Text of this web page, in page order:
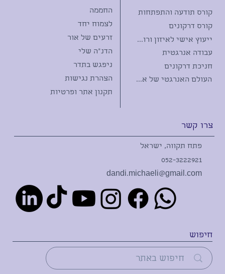
קורס תודעה והתפתחות
קורס דרקונים
ייעוץ אישי לאיזון ורווחה
עבודה אנרגטית
חניכת דרקונים
העולם האנרגטי של אבני החן
צרו קשר
פתח תקווה, ישראל
052-3222921
dandi.michaeli@gmail.com
החממה
לצמוח יחד
זרעים של אור
הדנ"ה שלי
ניפגש בתדר
הצהרת נגישות
תקנון אתר ופרטיות
חיפוש